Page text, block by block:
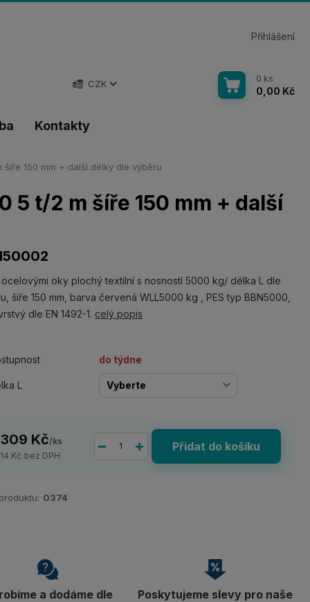
Kontakty
CZK
Přihlášení
0 ks
0,00 Kč
150 mm + další délky dle výběru
5 t/2 m šíře 150 mm + další
ocelovými oky plochý textilní s nosností 5000 kg/ délka L dle
šíře 150 mm, barva červená WLL5000 kg , PES typ BBN5000,
dle EN 1492-1. celý popis
do týdne
L
Kč/ks
Kč bez DPH
Přidat do košíku
0374
a dodáme dle
Poskytujeme slevy pro naše